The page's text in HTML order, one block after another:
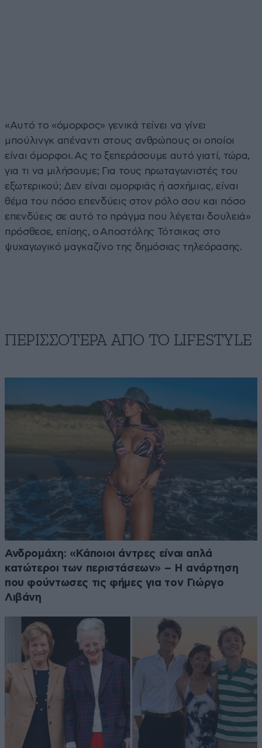
«Αυτό το «όμορφος» γενικά τείνει να γίνει
μπούλινγκ απέναντι στους ανθρώπους οι οποίοι
είναι όμορφοι. Ας το ξεπεράσουμε αυτό γιατί, τώρα,
για τι να μιλήσουμε; Για τους πρωταγωνιστές του
εξωτερικού; Δεν είναι ομορφιάς ή ασχήμιας, είναι
θέμα του πόσο επενδύεις στον ρόλο σου και πόσο
επενδύεις σε αυτό το πράγμα που λέγεται δουλειά»
πρόσθεσε, επίσης, ο Αποστόλης Τότσικας στο
ψυχαγωγικό μαγκαζίνο της δημόσιας τηλεόρασης.
ΠΕΡΙΣΣΟΤΕΡΑ ΑΠΟ ΤΟ LIFESTYLE
Ανδρομάχη: «Κάποιοι άντρες είναι απλά
κατώτεροι των περιστάσεων» – Η ανάρτηση
που φούντωσες τις φήμες για τον Γιώργο
Λιβάνη